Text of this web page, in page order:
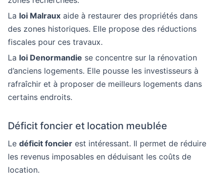
La loi Malraux aide à restaurer des propriétés dans
des zones historiques. Elle propose des réductions
fiscales pour ces travaux.
La loi Denormandie se concentre sur la rénovation
d’anciens logements. Elle pousse les investisseurs à
rafraîchir et à proposer de meilleurs logements dans
certains endroits.
Déficit foncier et location meublée
Le déficit foncier est intéressant. Il permet de réduire
les revenus imposables en déduisant les coûts de
location.